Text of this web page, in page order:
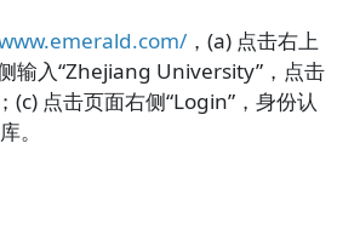
，(a) 点击右上
输入“Zhejiang University”，点击
(c) 点击页面右侧“Login”，身份认
。